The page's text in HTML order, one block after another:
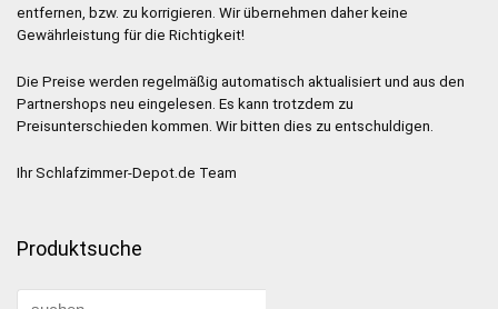
entfernen, bzw. zu korrigieren. Wir übernehmen daher keine
Gewährleistung für die Richtigkeit!
Die Preise werden regelmäßig automatisch aktualisiert und aus den
Partnershops neu eingelesen. Es kann trotzdem zu
Preisunterschieden kommen. Wir bitten dies zu entschuldigen.
Ihr Schlafzimmer-Depot.de Team
Produktsuche